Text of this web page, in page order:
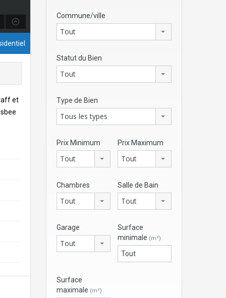
et
Commune/ville
Tout
Statut du Bien
Tout
Type de Bien
Tous les types
Prix Minimum
Tout
Prix Maximum
Tout
Chambres
Tout
Salle de Bain
Tout
Garage
Tout
Surface
minimale (m²)
Surface
maximale (m²)